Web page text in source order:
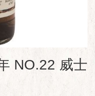
NO.22 威士